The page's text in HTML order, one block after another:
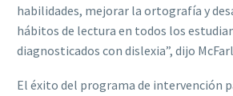
habilidades, mejorar la ortografía y
hábitos de lectura en todos los
diagnosticados con dislexia”, dijo
El éxito del programa de intervención